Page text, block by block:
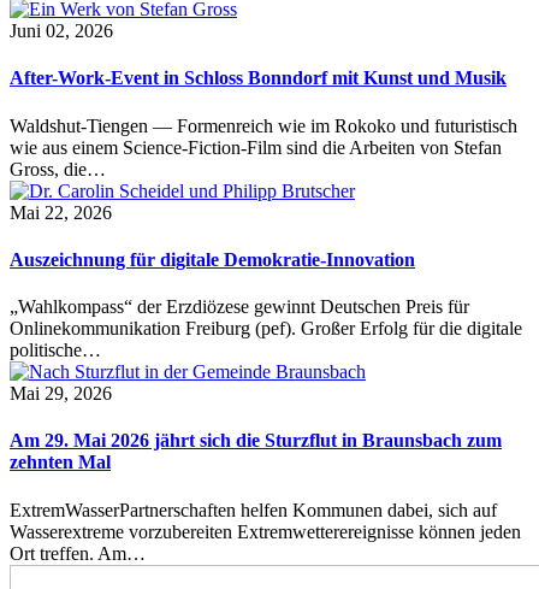
Juni 02, 2026
After-Work-Event in Schloss Bonndorf mit Kunst und Musik
Waldshut-Tiengen — Formenreich wie im Rokoko und futuristisch
wie aus einem Science-Fiction-Film sind die Arbeiten von Stefan
Gross, die…
Mai 22, 2026
Auszeichnung für digitale Demokratie-Innovation
„Wahlkompass“ der Erzdiözese gewinnt Deutschen Preis für
Onlinekommunikation Freiburg (pef). Großer Erfolg für die digitale
politische…
Mai 29, 2026
Am 29. Mai 2026 jährt sich die Sturzflut in Braunsbach zum
zehnten Mal
ExtremWasserPartnerschaften helfen Kommunen dabei, sich auf
Wasserextreme vorzubereiten Extremwetterereignisse können jeden
Ort treffen. Am…